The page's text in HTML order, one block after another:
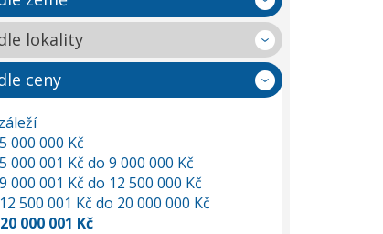
lokality
ceny
000 000 Kč
000 001 Kč do 9 000 000 Kč
000 001 Kč do 12 500 000 Kč
500 001 Kč do 20 000 000 Kč
000 001 Kč